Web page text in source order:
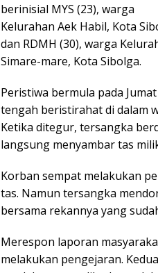
berinisial MYS (23), warga
Kelurahan Aek Habil, Kota
dan RDMH (30), warga
Simare-mare, Kota Sibolga.
Peristiwa bermula pada
tengah beristirahat di dalam
Ketika ditegur, tersangka
langsung menyambar tas
Korban sempat melakukan
tas. Namun tersangka
bersama rekannya yang
Merespon laporan
melakukan pengejaran.